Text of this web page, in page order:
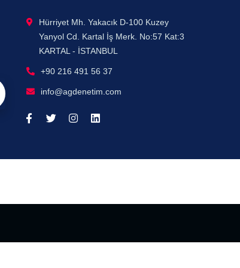
Hürriyet Mh. Yakacık D-100 Kuzey
Yanyol Cd. Kartal İş Merk. No:57 Kat:3
KARTAL - İSTANBUL
+90 216 491 56 37
info@agdenetim.com